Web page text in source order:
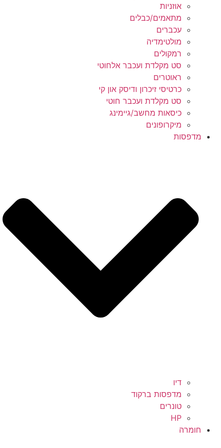
אוזניות
מתאמים/כבלים
עכברים
מולטימדיה
רמקולים
סט מקלדת ועכבר אלחוטי
ראוטרים
כרטיסי זיכרון ודיסק און קי
סט מקלדת ועכבר חוטי
כיסאות מחשב/גיימינג
מיקרופונים
מדפסות
דיו
מדפסות ברקוד
טונרים
HP
חומרה